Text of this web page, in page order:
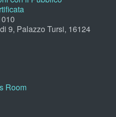
9, Palazzo Tursi, 16124
Room